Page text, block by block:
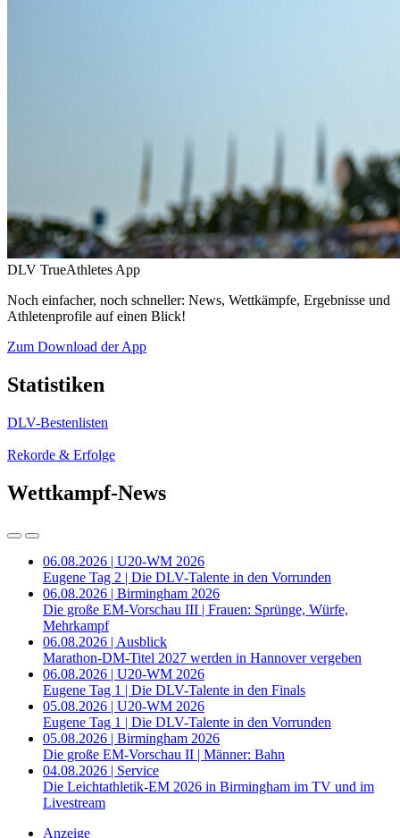
DLV TrueAthletes App
Noch einfacher, noch schneller: News, Wettkämpfe, Ergebnisse und
Athletenprofile auf einen Blick!
Zum Download der App
Statistiken
DLV-Bestenlisten
Rekorde & Erfolge
Wettkampf-News
06.08.2026 | U20-WM 2026
Eugene Tag 2 | Die DLV-Talente in den Vorrunden
06.08.2026 | Birmingham 2026
Die große EM-Vorschau III | Frauen: Sprünge, Würfe,
Mehrkampf
06.08.2026 | Ausblick
Marathon-DM-Titel 2027 werden in Hannover vergeben
06.08.2026 | U20-WM 2026
Eugene Tag 1 | Die DLV-Talente in den Finals
05.08.2026 | U20-WM 2026
Eugene Tag 1 | Die DLV-Talente in den Vorrunden
05.08.2026 | Birmingham 2026
Die große EM-Vorschau II | Männer: Bahn
04.08.2026 | Service
Die Leichtathletik-EM 2026 in Birmingham im TV und im
Livestream
Anzeige